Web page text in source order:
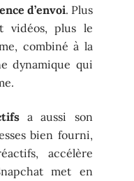
d’envoi. Plus
vidéos, plus le
combiné à la
dynamique qui
a aussi son
bien fourni,
accélère
met en